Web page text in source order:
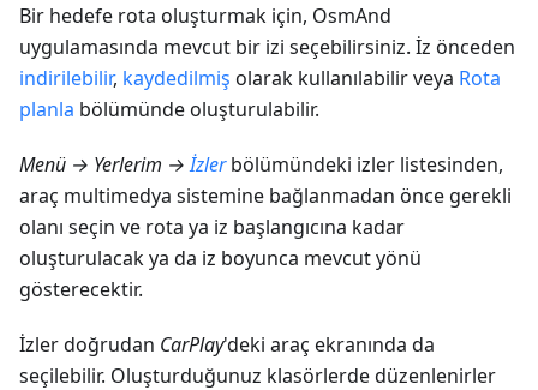
Bir hedefe rota oluşturmak için, OsmAnd
uygulamasında mevcut bir izi seçebilirsiniz. İz önceden
indirilebilir, kaydedilmiş olarak kullanılabilir veya Rota
planla bölümünde oluşturulabilir.
Menü → Yerlerim →İzlerbölümündeki izler listesinden,
araç multimedya sistemine bağlanmadan önce gerekli
olanı seçin ve rota ya iz başlangıcına kadar
oluşturulacak ya da iz boyunca mevcut yönü
gösterecektir.
İzler doğrudan CarPlay'deki araç ekranında da
seçilebilir. Oluşturduğunuz klasörlerde düzenlenirler